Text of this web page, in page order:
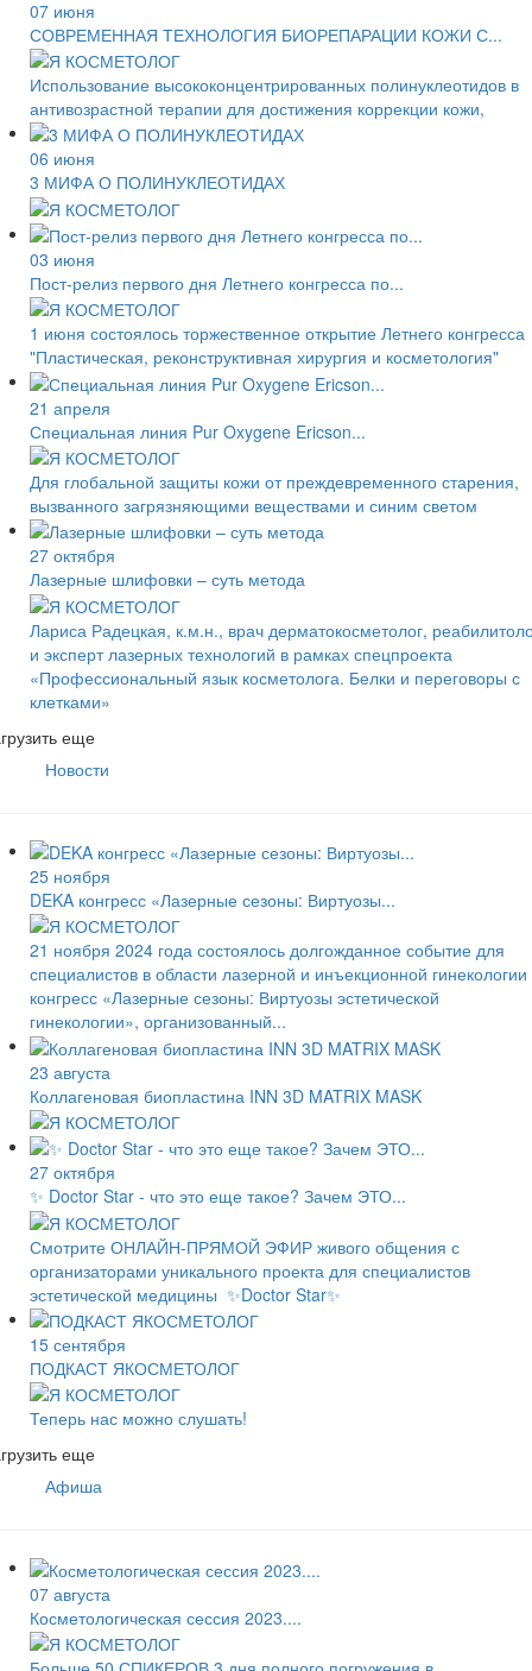
07 июня
СОВРЕМЕННАЯ ТЕХНОЛОГИЯ БИОРЕПАРАЦИИ КОЖИ С...
Использование высококонцентрированных полинуклеотидов в
антивозрастной терапии для достижения коррекции кожи,
06 июня
3 МИФА О ПОЛИНУКЛЕОТИДАХ
03 июня
Пост-релиз первого дня Летнего конгресса по...
1 июня состоялось торжественное открытие Летнего конгресса
"Пластическая, реконструктивная хирургия и косметология"
21 апреля
Специальная линия Pur Oxygene Ericson...
Для глобальной защиты кожи от преждевременного старения,
вызванного загрязняющими веществами и синим светом
27 октября
Лазерные шлифовки – суть метода
Лариса Радецкая, к.м.н., врач дерматокосметолог,
и эксперт лазерных технологий в рамках спецпроекта
«Профессиональный язык косметолога. Белки и переговоры с
клетками»
еще
Новости
25 ноября
DEKA конгресс «Лазерные сезоны: Виртуозы...
21 ноября 2024 года состоялось долгожданное событие для
специалистов в области лазерной и инъекционной гинекологии
конгресс «Лазерные сезоны: Виртуозы эстетической
гинекологии», организованный...
23 августа
Коллагеновая биопластина INN 3D MATRIX MASK
27 октября
✨ Doctor Star - что это еще такое? Зачем ЭТО...
Смотрите ОНЛАЙН-ПРЯМОЙ ЭФИР живого общения с
организаторами уникального проекта для специалистов
эстетической медицины ✨Doctor Star✨
15 сентября
ПОДКАСТ ЯКОСМЕТОЛОГ
Теперь нас можно слушать!
еще
Афиша
07 августа
Косметологическая сессия 2023....